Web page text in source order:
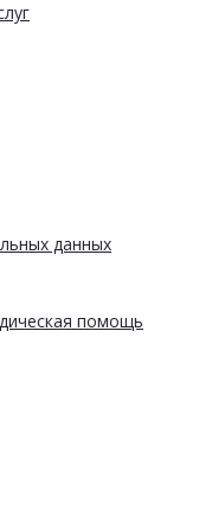
данных
помощь